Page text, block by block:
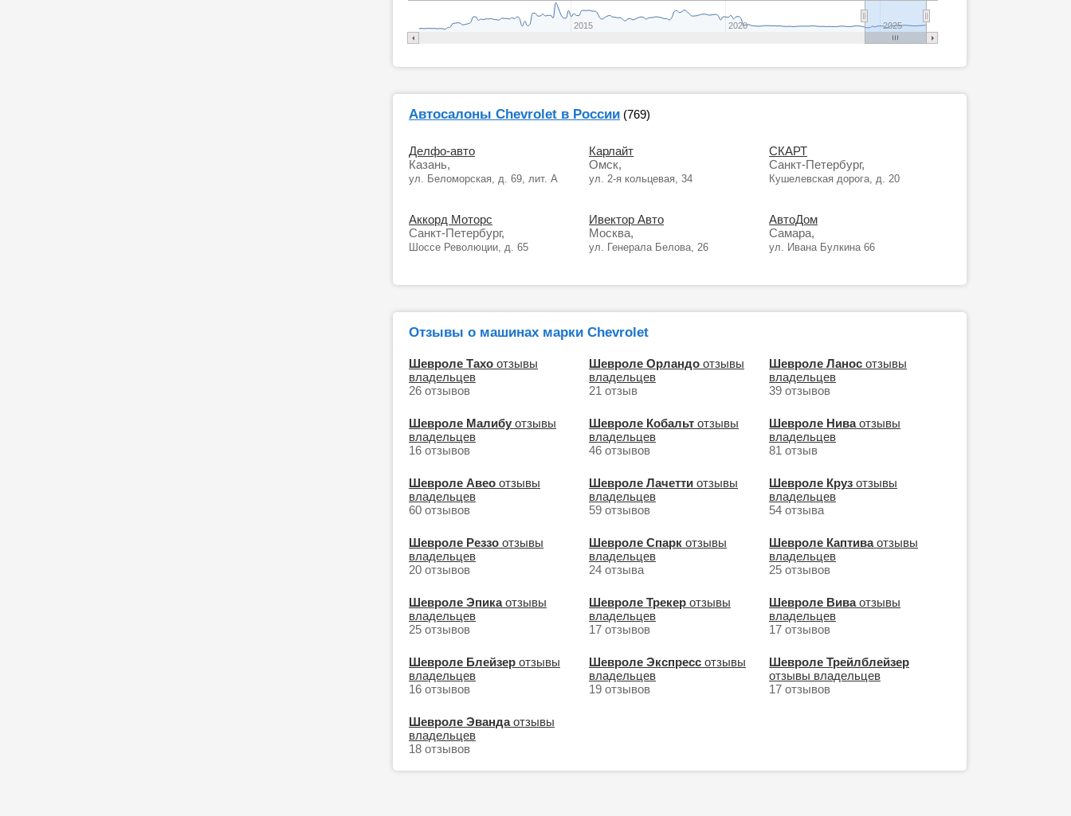
2015 2020 2025
Автосалоны Chevrolet в России (769)
Делфо-авто
Казань,
ул. Беломорская, д. 69, лит. А
Карлайт
Омск,
ул. 2-я кольцевая, 34
СКАРТ
Санкт-Петербург,
Кушелевская дорога, д. 20
Аккорд Моторс
Санкт-Петербург,
Шоссе Революции, д. 65
Ивектор Авто
Москва,
ул. Генерала Белова, 26
АвтоДом
Самара,
ул. Ивана Булкина 66
Отзывы о машинах марки Chevrolet
Шевроле Тахо отзывы
владельцев
26 отзывов
Шевроле Орландо отзывы
владельцев
21 отзыв
Шевроле Ланос отзывы
владельцев
39 отзывов
Шевроле Малибу отзывы
владельцев
16 отзывов
Шевроле Кобальт отзывы
владельцев
46 отзывов
Шевроле Ниваотзывы
владельцев
81 отзыв
Шевроле Авео отзывы
владельцев
60 отзывов
Шевроле Лачетти отзывы
владельцев
59 отзывов
Шевроле Круз отзывы
владельцев
54 отзыва
Шевроле Реззо отзывы
владельцев
20 отзывов
Шевроле Спарк отзывы
владельцев
24 отзыва
Шевроле Каптиваотзывы
владельцев
25 отзывов
Шевроле Эпикаотзывы
владельцев
25 отзывов
Шевроле Трекер отзывы
владельцев
17 отзывов
Шевроле Виваотзывы
владельцев
17 отзывов
Шевроле Блейзер отзывы
владельцев
16 отзывов
Шевроле Экспресс отзывы
владельцев
19 отзывов
Шевроле Трейлблейзер
отзывы владельцев
17 отзывов
Шевроле Эвандаотзывы
владельцев
18 отзывов